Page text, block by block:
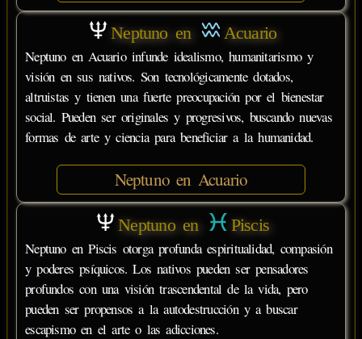
Neptuno en Acuario
Neptuno en Acuario infunde idealismo, humanitarismo y
visión en sus nativos. Son tecnológicamente dotados,
altruistas y tienen una fuerte preocupación por el bienestar
social. Pueden ser originales y progresivos, buscando nuevas
formas de arte y ciencia para beneficiar a la humanidad.
Neptuno en Acuario
Neptuno en Piscis
Neptuno en Piscis otorga profunda espiritualidad, compasión
y poderes psíquicos. Los nativos pueden ser pensadores
profundos con una visión trascendental de la vida, pero
pueden ser propensos a la autodestrucción y a buscar
escapismo en el arte o las adicciones.